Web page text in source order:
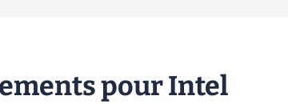
pour Intel